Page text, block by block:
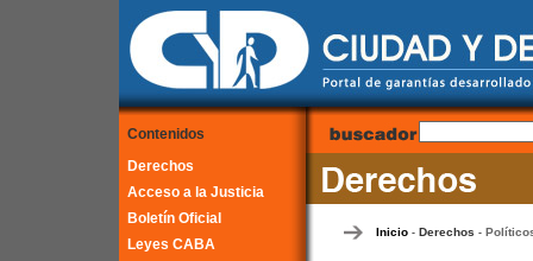
Contenidos
Derechos
Acceso a la Justicia
Boletín Oficial
Leyes CABA
Inicio- Derechos -